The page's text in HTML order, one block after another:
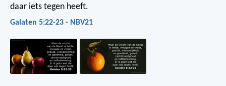
daar iets tegen heeft.
Galaten 5:22-23 - NBV21